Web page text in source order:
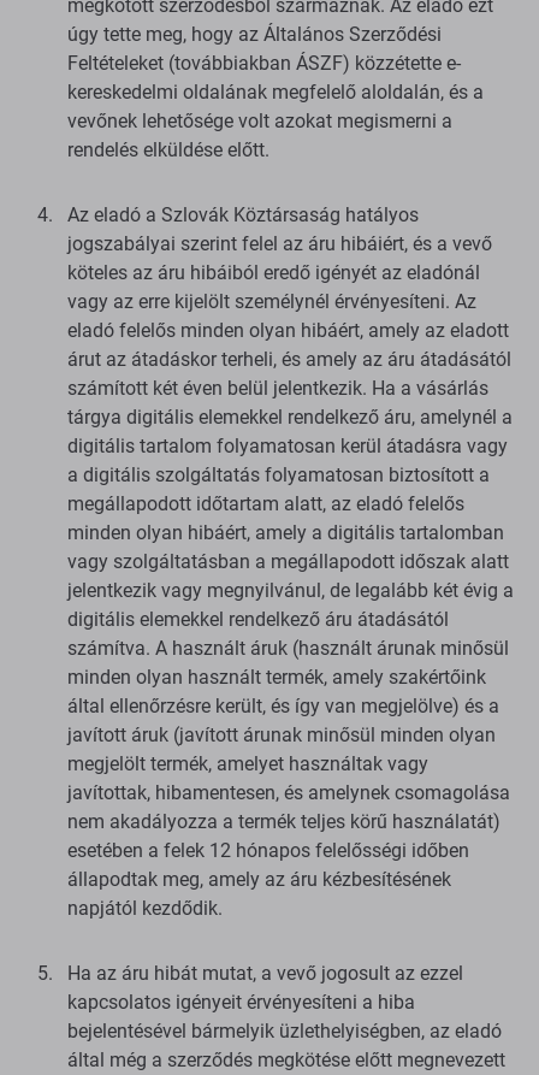
megkötött szerződésből származnak. Az eladó ezt
úgy tette meg, hogy az Általános Szerződési
Feltételeket (továbbiakban ÁSZF) közzétette e-
kereskedelmi oldalának megfelelő aloldalán, és a
vevőnek lehetősége volt azokat megismerni a
rendelés elküldése előtt.
Az eladó a Szlovák Köztársaság hatályos
jogszabályai szerint felel az áru hibáiért, és a vevő
köteles az áru hibáiból eredő igényét az eladónál
vagy az erre kijelölt személynél érvényesíteni. Az
eladó felelős minden olyan hibáért, amely az eladott
árut az átadáskor terheli, és amely az áru átadásától
számított két éven belül jelentkezik. Ha a vásárlás
tárgya digitális elemekkel rendelkező áru, amelynél a
digitális tartalom folyamatosan kerül átadásra vagy
a digitális szolgáltatás folyamatosan biztosított a
megállapodott időtartam alatt, az eladó felelős
minden olyan hibáért, amely a digitális tartalomban
vagy szolgáltatásban a megállapodott időszak alatt
jelentkezik vagy megnyilvánul, de legalább két évig a
digitális elemekkel rendelkező áru átadásától
számítva. A használt áruk (használt árunak minősül
minden olyan használt termék, amely szakértőink
által ellenőrzésre került, és így van megjelölve) és a
javított áruk (javított árunak minősül minden olyan
megjelölt termék, amelyet használtak vagy
javítottak, hibamentesen, és amelynek csomagolása
nem akadályozza a termék teljes körű használatát)
esetében a felek 12 hónapos felelősségi időben
állapodtak meg, amely az áru kézbesítésének
napjától kezdődik.
Ha az áru hibát mutat, a vevő jogosult az ezzel
kapcsolatos igényeit érvényesíteni a hiba
bejelentésével bármelyik üzlethelyiségben, az eladó
által még a szerződés megkötése előtt megnevezett